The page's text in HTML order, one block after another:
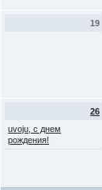
19
26
uvoju, с днем
рождения!